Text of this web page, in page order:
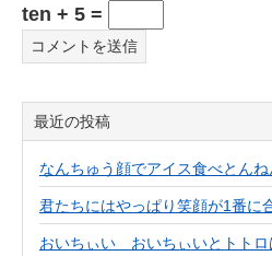
ten + 5 =
最近の投稿
なんちゅう顔でアイス食べとんね
君たちにはやっぱり笑顔が1番に
おいちぃい おいちぃいとトトロ